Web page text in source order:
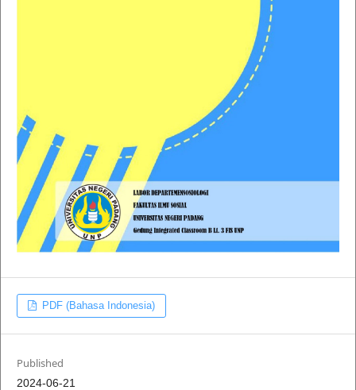
PDF (Bahasa Indonesia)
Published
2024-06-21